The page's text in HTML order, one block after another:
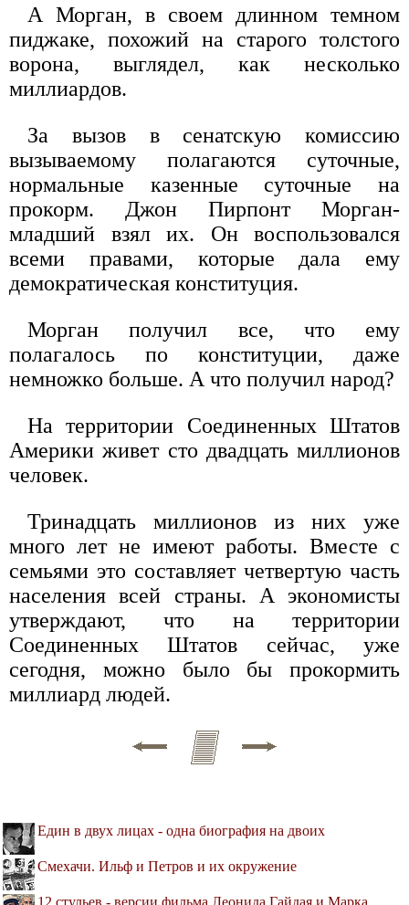
А Морган, в своем длинном темном
пиджаке, похожий на старого толстого
ворона, выглядел, как несколько
миллиардов.
За вызов в сенатскую комиссию
вызываемому полагаются суточные,
нормальные казенные суточные на
прокорм. Джон Пирпонт Морган-
младший взял их. Он воспользовался
всеми правами, которые дала ему
демократическая конституция.
Морган получил все, что ему
полагалось по конституции, даже
немножко больше. А что получил народ?
На территории Соединенных Штатов
Америки живет сто двадцать миллионов
человек.
Тринадцать миллионов из них уже
много лет не имеют работы. Вместе с
семьями это составляет четвертую часть
населения всей страны. А экономисты
утверждают, что на территории
Соединенных Штатов сейчас, уже
сегодня, можно было бы прокормить
миллиард людей.
Един в двух лицах - одна биография на двоих
Смехачи. Ильф и Петров и их окружение